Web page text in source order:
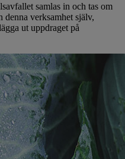
samlas in och tas om
verksamhet själv,
ut uppdraget på